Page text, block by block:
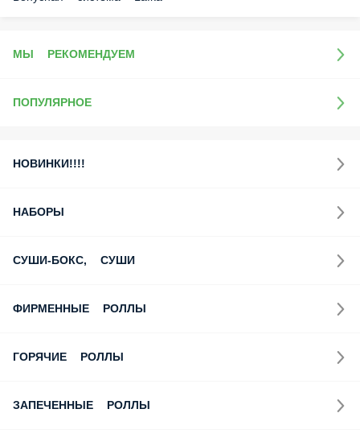
МЫ РЕКОМЕНДУЕМ
ПОПУЛЯРНОЕ
НОВИНКИ!!!!
НАБОРЫ
СУШИ-БОКС, СУШИ
ФИРМЕННЫЕ РОЛЛЫ
ГОРЯЧИЕ РОЛЛЫ
ЗАПЕЧЕННЫЕ РОЛЛЫ